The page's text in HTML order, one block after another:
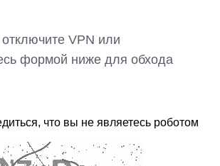
VPN или
формой ниже для обхода
что вы не являетесь роботом